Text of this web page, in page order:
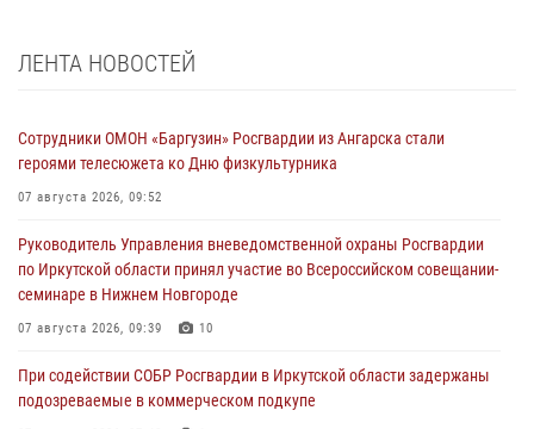
ЛЕНТА НОВОСТЕЙ
Сотрудники ОМОН «Баргузин» Росгвардии из Ангарска стали
героями телесюжета ко Дню физкультурника
07 августа 2026, 09:52
Руководитель Управления вневедомственной охраны Росгвардии
по Иркутской области принял участие во Всероссийском совещании-
семинаре в Нижнем Новгороде
07 августа 2026, 09:39 10
При содействии СОБР Росгвардии в Иркутской области задержаны
подозреваемые в коммерческом подкупе